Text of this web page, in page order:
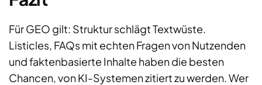
Für GEO gilt: Struktur schlägt Textwüste.
Listicles, FAQs mit echten Fragen von Nutzenden
und faktenbasierte Inhalte haben die besten
Chancen, von KI-Systemen zitiert zu werden. Wer